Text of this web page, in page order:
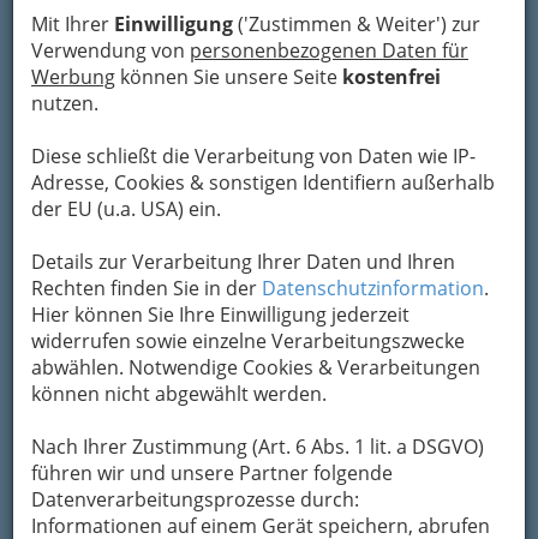
Mit Ihrer Einwilligung('Zustimmen & Weiter') zur
Verwendung von personenbezogenen Daten für
Werbung können Sie unsere Seite kostenfrei
nutzen.
Diese schließt die Verarbeitung von Daten wie IP-
Adresse, Cookies & sonstigen Identifiern außerhalb
der EU (u.a. USA) ein.
Details zur Verarbeitung Ihrer Daten und Ihren
Rechten finden Sie in der Datenschutzinformation.
Hier können Sie Ihre Einwilligung jederzeit
widerrufen sowie einzelne Verarbeitungszwecke
abwählen. Notwendige Cookies & Verarbeitungen
können nicht abgewählt werden.
Nach Ihrer Zustimmung (Art. 6 Abs. 1 lit. a DSGVO)
führen wir und unsere Partner folgende
Datenverarbeitungsprozesse durch:
Informationen auf einem Gerät speichern, abrufen
Alle Bezirke
Buschenschank Kitzeckmüller
+43 3456 2302
+43 664 543 71 41
Webseite
E-Mail
Karte & Routenplaner
Kategorien
2
Weingut Lambauer
Greith 19, 8442 Kitzeck
+43 3456 2235
+43 3456 27 497
E-Mail
Karte & Routenplaner
Eintrag ändern